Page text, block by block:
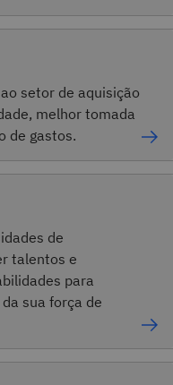
setor de aquisição
melhor tomada
de gastos.
de
talentos e
para
sua força de